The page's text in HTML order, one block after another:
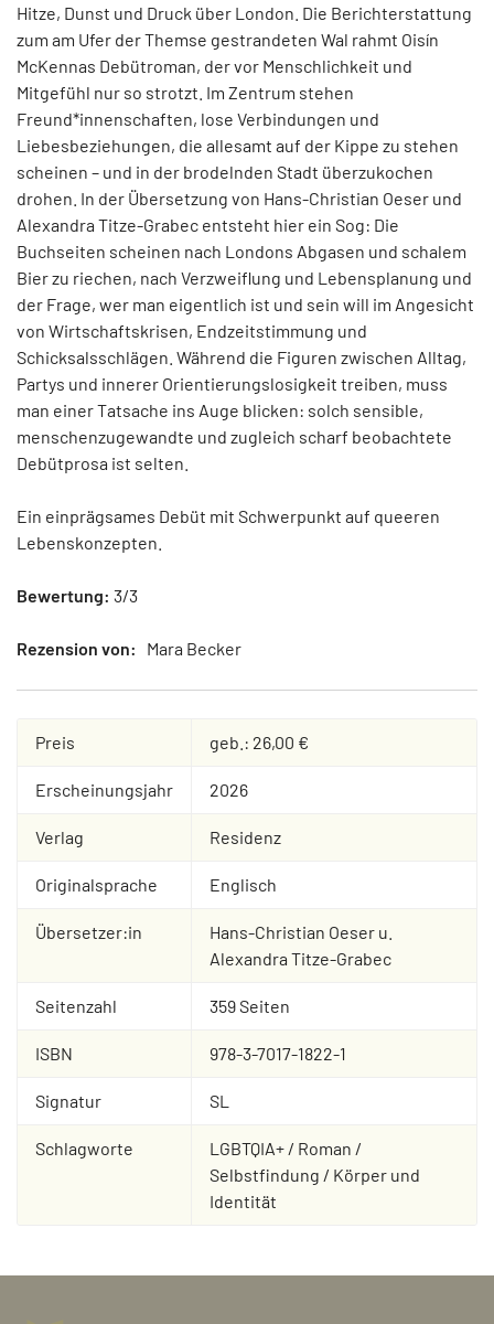
Hitze, Dunst und Druck über London. Die Berichterstattung
zum am Ufer der Themse gestrandeten Wal rahmt Oisín
McKennas Debütroman, der vor Menschlichkeit und
Mitgefühl nur so strotzt. Im Zentrum stehen
Freund*innenschaften, lose Verbindungen und
Liebesbeziehungen, die allesamt auf der Kippe zu stehen
scheinen – und in der brodelnden Stadt überzukochen
drohen. In der Übersetzung von Hans-Christian Oeser und
Alexandra Titze-Grabec entsteht hier ein Sog: Die
Buchseiten scheinen nach Londons Abgasen und schalem
Bier zu riechen, nach Verzweiflung und Lebensplanung und
der Frage, wer man eigentlich ist und sein will im Angesicht
von Wirtschaftskrisen, Endzeitstimmung und
Schicksalsschlägen. Während die Figuren zwischen Alltag,
Partys und innerer Orientierungslosigkeit treiben, muss
man einer Tatsache ins Auge blicken: solch sensible,
menschenzugewandte und zugleich scharf beobachtete
Debütprosa ist selten.
Ein einprägsames Debüt mit Schwerpunkt auf queeren
Lebenskonzepten.
Bewertung: 3/3
Rezension von: Mara Becker
Preis geb.: 26,00 €
Erscheinungsjahr 2026
Verlag Residenz
Originalsprache Englisch
Übersetzer:in
Hans-Christian Oeser u.
Alexandra Titze-Grabec
Seitenzahl 359 Seiten
ISBN 978-3-7017-1822-1
Signatur SL
Schlagworte
LGBTQIA+ / Roman /
Selbstfindung / Körper und
Identität